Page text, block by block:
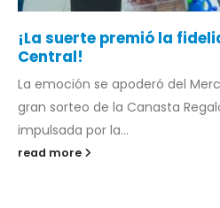
¡La suerte premió la
Central!
La emoción se apoderó del
gran sorteo de la Canasta
impulsada por la...
read more